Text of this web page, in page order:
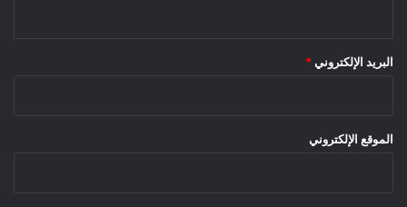
البريد الإلكتروني *
الموقع الإلكتروني